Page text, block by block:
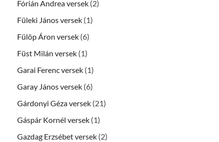
Fórián Andrea versek (2)
Füleki János versek (1)
Fülöp Áron versek (6)
Füst Milán versek (1)
Garai Ferenc versek (1)
Garay János versek (6)
Gárdonyi Géza versek (21)
Gáspár Kornél versek (1)
Gazdag Erzsébet versek (2)